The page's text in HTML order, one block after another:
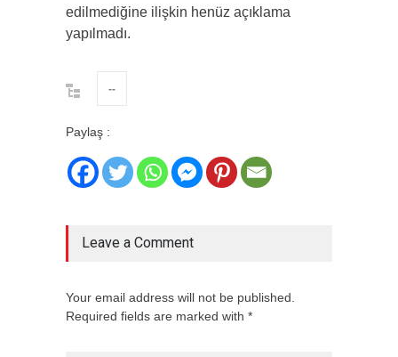
edilmediğine ilişkin henüz açıklama
yapılmadı.
--
Paylaş :
Leave a Comment
Your email address will not be published.
Required fields are marked with *